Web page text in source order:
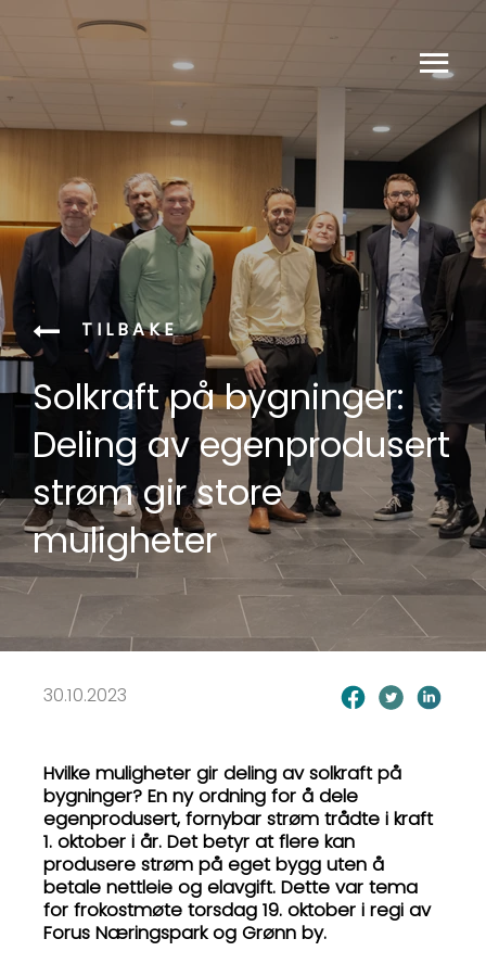
TILBAKE
Solkraft på bygninger:
Deling av egenprodusert
strøm gir store
muligheter
30.10.2023
Hvilke muligheter gir deling av solkraft på
bygninger? En ny ordning for å dele
egenprodusert, fornybar strøm trådte i kraft
1. oktober i år. Det betyr at flere kan
produsere strøm på eget bygg uten å
betale nettleie og elavgift. Dette var tema
for frokostmøte torsdag 19. oktober i regi av
Forus Næringspark og Grønn by.